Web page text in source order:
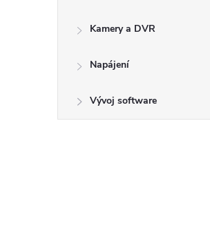
Kamery a DVR
Napájení
Vývoj software